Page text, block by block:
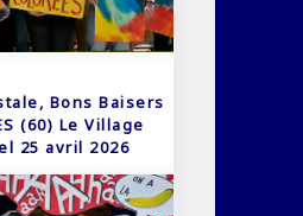
Bons Baisers
(60) Le Village
25 avril 2026